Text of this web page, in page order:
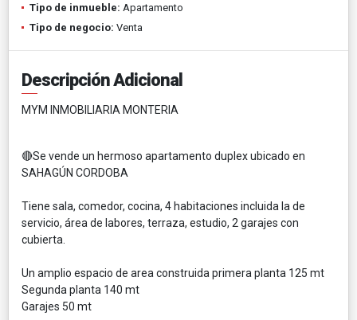
Tipo de inmueble: Apartamento
Tipo de negocio: Venta
Descripción Adicional
MYM INMOBILIARIA MONTERIA
🔴Se vende un hermoso apartamento duplex ubicado en
SAHAGÚN CORDOBA
Tiene sala, comedor, cocina, 4 habitaciones incluida la de
servicio, área de labores, terraza, estudio, 2 garajes con
cubierta.
Un amplio espacio de area construida primera planta 125 mt
Segunda planta 140 mt
Garajes 50 mt